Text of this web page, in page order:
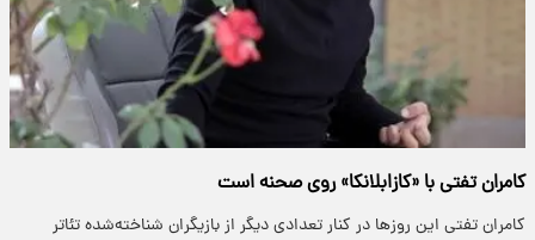
کامران تفتی با «کازابلانکا» روی صحنه است
کامران تفتی این روزها در کنار تعدادی دیگر از بازیگران شناخته‌شده تئاتر